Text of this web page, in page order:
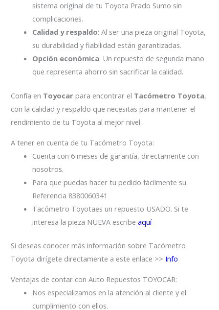
sistema original de tu Toyota Prado Sumo sin
complicaciones.
Calidad y respaldo: Al ser una pieza original Toyota,
su durabilidad y fiabilidad están garantizadas.
Opción económica: Un repuesto de segunda mano
que representa ahorro sin sacrificar la calidad.
Confía en Toyocar para encontrar el Tacómetro Toyota,
con la calidad y respaldo que necesitas para mantener el
rendimiento de tu Toyota al mejor nivel.
A tener en cuenta de tu Tacómetro Toyota:
Cuenta con 6 meses de garantía, directamente con
nosotros.
Para que puedas hacer tu pedido fácilmente su
Referencia 8380060341
Tacómetro Toyotaes un repuesto USADO. Si te
interesa la pieza NUEVA escribeaquí
Si deseas conocer más información sobre Tacómetro
Toyota dirígete directamente a este enlace >> Info
Ventajas de contar con Auto Repuestos TOYOCAR:
Nos especializamos en la atención al cliente y el
cumplimiento con ellos.